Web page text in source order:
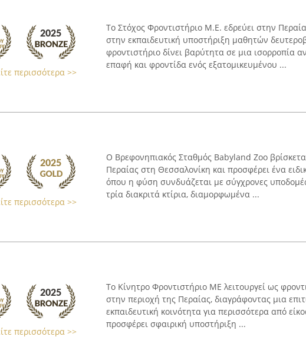
περισσότερα >>
Το Στόχος Φροντιστήριο Μ.Ε. εδρεύει στην
στην εκπαιδευτική υποστήριξη μαθητών
φροντιστήριο δίνει βαρύτητα σε μια ισορροπία
επαφή και φροντίδα ενός εξατομικευμένου ...
περισσότερα >>
Ο Βρεφονηπιακός Σταθμός Babyland Zoo
Περαίας στη Θεσσαλονίκη και προσφέρει ένα
όπου η φύση συνδυάζεται με σύγχρονες
τρία διακριτά κτίρια, διαμορφωμένα ...
περισσότερα >>
Το Κίνητρο Φροντιστήριο ΜΕ λειτουργεί ως
στην περιοχή της Περαίας, διαγράφοντας μια
εκπαιδευτική κοινότητα για περισσότερα από
προσφέρει σφαιρική υποστήριξη ...